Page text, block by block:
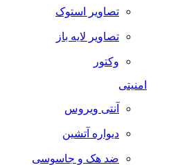
تصاویر استوک
تصاویر لایه باز
وکتور
امنیتی
آنتی ویروس
دیواره آتشین
ضد هک و جاسوسی